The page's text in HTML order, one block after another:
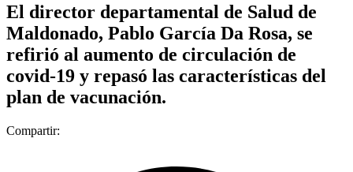
El director departamental de Salud de
Maldonado, Pablo García Da Rosa, se
refirió al aumento de circulación de
covid-19 y repasó las características del
plan de vacunación.
Compartir: